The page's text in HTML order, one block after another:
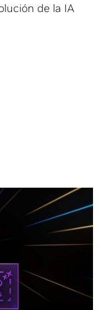
de la IA
de la